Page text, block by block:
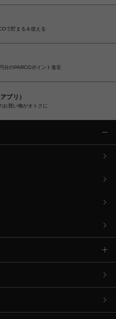
で貯まる＆使える
分のPARCOポイント進呈
プリ）
お買い物がオトクに